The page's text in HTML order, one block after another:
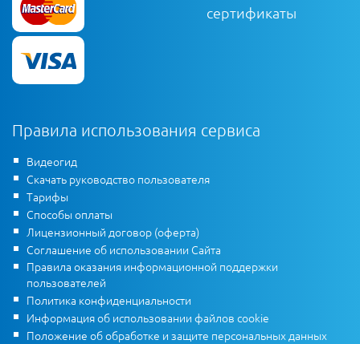
сертификаты
Правила использования сервиса
Видеогид
Скачать руководство пользователя
Тарифы
Способы оплаты
Лицензионный договор (оферта)
Соглашение об использовании Сайта
Правила оказания информационной поддержки
пользователей
Политика конфиденциальности
Информация об использовании файлов cookie
Положение об обработке и защите персональных данных